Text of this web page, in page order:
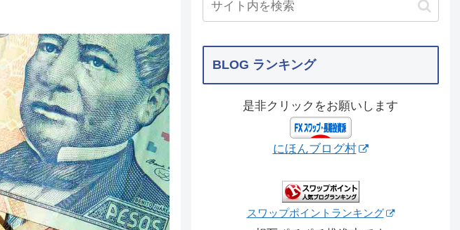
BLOG ランキング
是非クリックをお願いします
にほんブログ村
スワップポイントランキング